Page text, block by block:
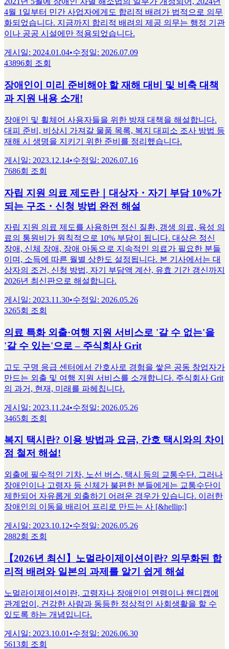
4월 1일부터 민간 사업자에게도 합리적 배려가 법적으로 의무
화되었습니다. 지금까지 합리적 배려의 제공 의무는 행정 기관
이나 공공 시설에만 적용되었습니다.
게시일: 2024.01.04•수정일: 2026.07.09
43896회 조회
장애인이 미리 준비해야 할 재해 대비 및 비축 대책
과 지원 내용 소개!
장애인 및 휠체어 사용자들을 위한 방재 대책을 해설합니다.
대피 준비, 비상시 가져갈 물품 목록, 복지 대피소 조사 방법 등
재해 시 생명을 지키기 위한 준비를 정리했습니다.
게시일: 2023.12.14•수정일: 2026.07.16
7686회 조회
자립 지원 의료 제도란｜대상자・자기 부담 10%가
되는 구조・신청 방법 완전 해설
자립 지원 의료 제도를 사용하면 정신 질환, 갱생 의료, 육성 의
료의 통원비가 원칙적으로 10% 부담이 됩니다. 대상은 정신
장애, 신체 장애, 장애 아동으로 지속적인 의료가 필요한 분들
이며, 소득에 따른 월별 상한도 설정됩니다. 본 기사에서는 대
상자의 조건, 신청 방법, 자기 부담액 계산, 유효 기간 갱신까지
2026년 최신판으로 해설합니다.
게시일: 2023.11.30•수정일: 2026.05.26
3265회 조회
의료 특화 외출·여행 지원 서비스로 '갈 수 없는'을
'갈 수 있는'으로 – 주식회사 Grit
고도 구명 응급 센터에서 간호사로 경험을 쌓은 공동 창업자가
만드는 외출 및 여행 지원 서비스를 소개합니다. 주식회사 Grit
의 과거, 현재, 미래를 파헤칩니다.
게시일: 2023.11.24•수정일: 2026.05.26
3465회 조회
복지 택시란? 이용 방법과 요금, 간호 택시와의 차이
점 철저 해설!
외출에 필수적인 기차, 노선 버스, 택시 등의 교통수단. 그러나
장애인이나 고령자 등 신체가 불편한 분들에게는 교통수단이
제한되어 자유롭게 외출하기 어려운 경우가 있습니다. 이러한
장애인의 이동을 배리어 프리로 만드는 사 [&hellip;]
게시일: 2023.10.12•수정일: 2026.05.26
2882회 조회
【2026년 최신】노멀라이제이션이란? 의무화된 합
리적 배려와 일본의 과제를 알기 쉽게 해설
노멀라이제이션이란, 고령자나 장애인이 연령이나 핸디캡에
관계없이, 건강한 사람과 동등한 정상적인 사회생활을 할 수
있도록 하는 개념입니다.
게시일: 2023.10.01 •수정일: 2026.06.30
5613회 조회